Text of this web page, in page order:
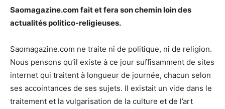
Saomagazine.com fait et fera son chemin loin des
actualités politico-religieuses.
Saomagazine.com ne traite ni de politique, ni de religion.
Nous pensons qu’il existe à ce jour suffisamment de sites
internet qui traitent à longueur de journée, chacun selon
ses accointances de ses sujets. Il existait un vide dans le
traitement et la vulgarisation de la culture et de l’art